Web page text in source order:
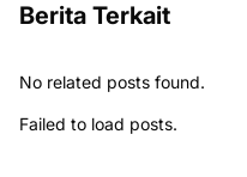
Berita Terkait
No related posts found.
Failed to load posts.